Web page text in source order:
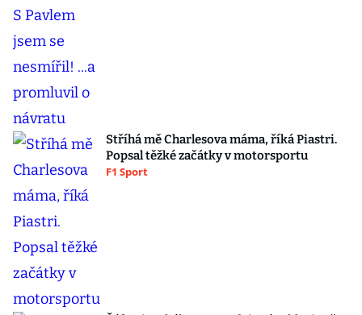
Stříhá mě Charlesova máma, říká Piastri.
Popsal těžké začátky v motorsportu
F1 Sport